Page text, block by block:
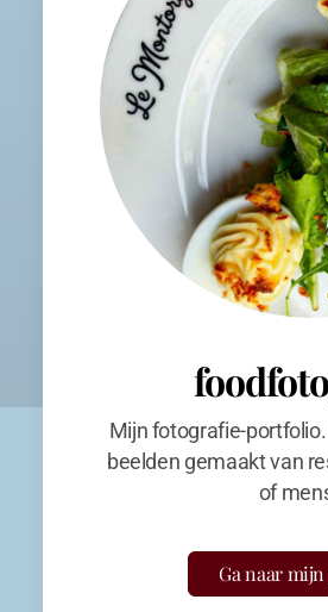
Mijn fotografie-
beelden gemaakt van
of
Ga naar